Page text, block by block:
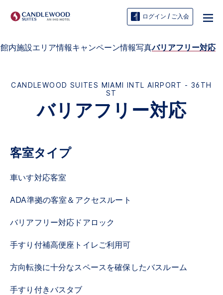
ログイン / ご入会
館内施設エリア情報キャンペーン情報写真バリアフリー対応
CANDLEWOOD SUITES MIAMI INTL AIRPORT - 36TH
ST
バリアフリー対応
客室タイプ
車いす対応客室
ADA準拠の客室＆アクセスルート
バリアフリー対応ドアロック
手すり付補高便座トイレご利用可
方向転換に十分なスペースを確保したバスルーム
手すり付きバスタブ